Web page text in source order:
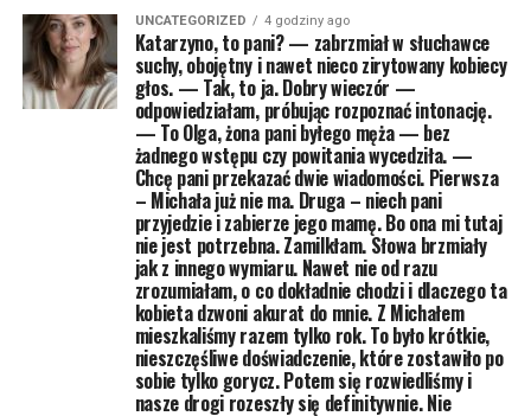
UNCATEGORIZED 4 godziny ago
Katarzyno, to pani? — zabrzmiał w słuchawce
suchy, obojętny i nawet nieco zirytowany kobiecy
głos. — Tak, to ja. Dobry wieczór —
odpowiedziałam, próbując rozpoznać intonację.
— To Olga, żona pani byłego męża — bez
żadnego wstępu czy powitania wycedziła. —
Chcę pani przekazać dwie wiadomości. Pierwsza
– Michała już nie ma. Druga – niech pani
przyjedzie i zabierze jego mamę. Bo ona mi tutaj
nie jest potrzebna. Zamilkłam. Słowa brzmiały
jak z innego wymiaru. Nawet nie od razu
zrozumiałam, o co dokładnie chodzi i dlaczego ta
kobieta dzwoni akurat do mnie. Z Michałem
mieszkaliśmy razem tylko rok. To było krótkie,
nieszczęśliwe doświadczenie, które zostawiło po
sobie tylko gorycz. Potem się rozwiedliśmy i
nasze drogi rozeszły się definitywnie. Nie